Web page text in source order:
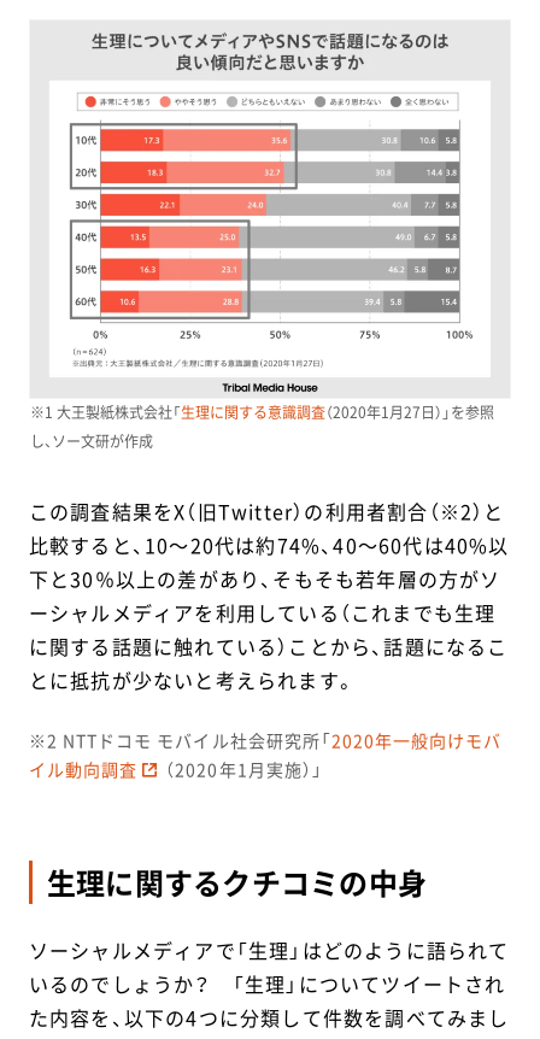
※1 大王製紙株式会社「生理に関する意識調査（2020年1月27日）」を参照
し、ソー文研が作成
この調査結果をX（旧Twitter）の利用者割合（※2）と
比較すると、10～20代は約74%、40～60代は40%以
下と30％以上の差があり、そもそも若年層の方がソ
ーシャルメディアを利用している（これまでも生理
に関する話題に触れている）ことから、話題になるこ
とに抵抗が少ないと考えられます。
※2 NTTドコモ モバイル社会研究所「2020年一般向けモバ
イル動向調査
（2020年1月実施）」
生理に関するクチコミの中身
ソーシャルメディアで「生理」はどのように語られて
いるのでしょうか？ 「生理」についてツイートされ
た内容を、以下の4つに分類して件数を調べてみまし